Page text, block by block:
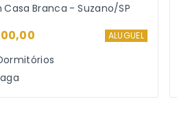
Casa Branca - Suzano/SP
ALUGUEL